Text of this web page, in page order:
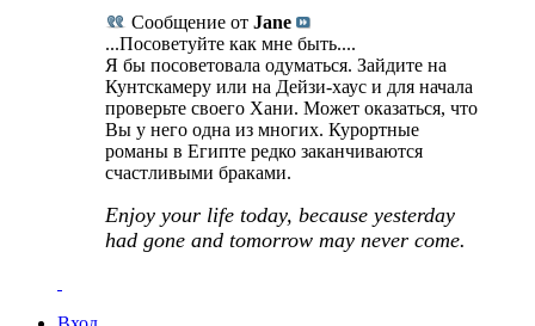
Сообщение от Jane
...Посоветуйте как мне быть....
Я бы посоветовала одуматься. Зайдите на
Кунтскамеру или на Дейзи-хаус и для начала
проверьте своего Хани. Может оказаться, что
Вы у него одна из многих. Курортные
романы в Египте редко заканчиваются
счастливыми браками.
Enjoy your life today, because yesterday
had gone and tomorrow may never come.